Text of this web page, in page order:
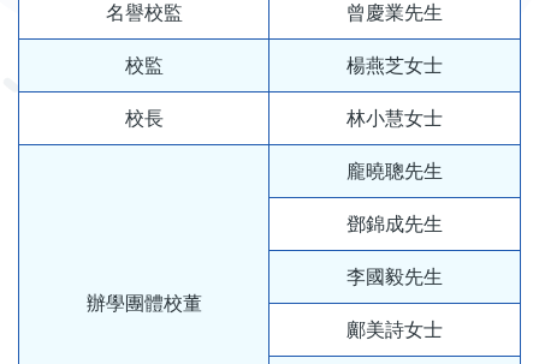
名譽校監 曾慶業先生
校監 楊燕芝女士
校長 林小慧女士
辦學團體校董
龐曉聰先生
鄧錦成先生
李國毅先生
鄺美詩女士